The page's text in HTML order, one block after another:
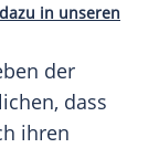
in unseren
der
dass
ihren